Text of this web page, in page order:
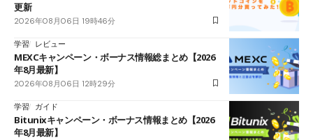
更新
2026年08月06日 19時46分
学習 レビュー
MEXCキャンペーン・ボーナス情報総まとめ【2026
年8月最新】
2026年08月06日 12時29分
学習 ガイド
Bitunixキャンペーン・ボーナス情報まとめ【2026
年8月最新】